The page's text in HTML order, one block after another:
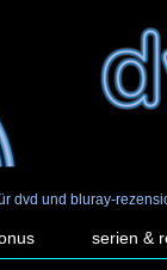
dvd und bluray-
serien &